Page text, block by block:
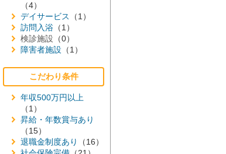
（4）
デイサービス
（1）
訪問入浴 （1）
検診施設 （0）
障害者施設 （1）
こだわり条件
年収500万円以上
（1）
昇給・年数賞与あり
（15）
退職金制度あり
（16）